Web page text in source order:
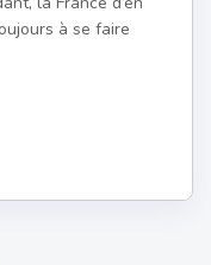
à se faire